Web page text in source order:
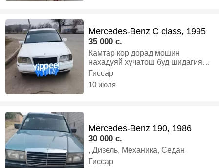
Mercedes-Benz C class, 1995
35 000 c.
Камтар кор дорад мошин
нахадуяй хучатош буд шидагияй,
Газ-бензин, Механика, Седан
Гиссар
10 июля
Mercedes-Benz 190, 1986
30 000 c.
, Дизель, Механика, Седан
Гиссар